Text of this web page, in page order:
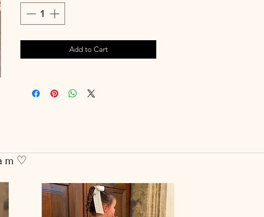
pas, même sur les cheveux les plus fins.
75 mm
Vendue à l'unitéAdd to Cart